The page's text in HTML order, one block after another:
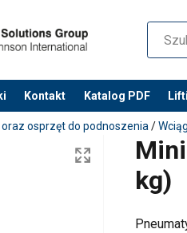
Kontakt Katalog PDF
osprzęt do podnoszenia /
kg)